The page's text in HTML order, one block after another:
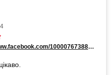
https://www.facebook.com/100007673881509